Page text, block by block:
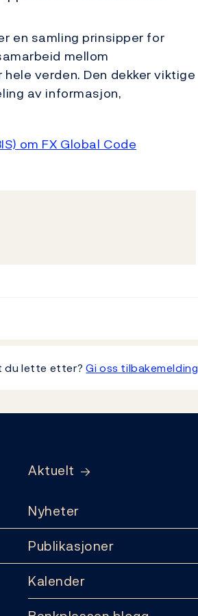
en samling prinsipper for
mellom
verden. Den dekker viktige
av informasjon,
om FX Global Code
du lette etter?Gi oss tilbakemelding
Aktuelt
Nyheter
Publikasjoner
Kalender